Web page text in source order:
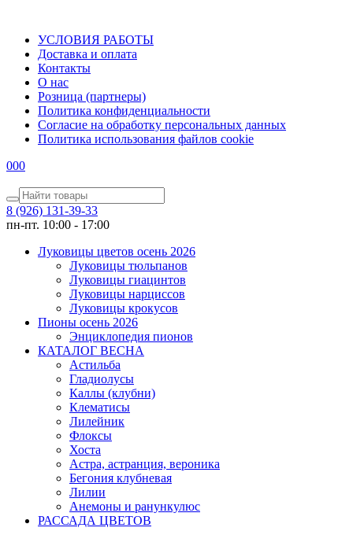
УСЛОВИЯ РАБОТЫ
Доставка и оплата
Контакты
О наc
Розница (партнеры)
Политика конфиденциальности
Согласие на обработку персональных данных
Политика использования файлов сookie
000
8 (926) 131-39-33
пн-пт. 10:00 - 17:00
Луковицы цветов осень 2026
Луковицы тюльпанов
Луковицы гиацинтов
Луковицы нарциссов
Луковицы крокусов
Пионы осень 2026
Энциклопедия пионов
КАТАЛОГ ВЕСНА
Астильба
Гладиолусы
Каллы (клубни)
Клематисы
Лилейник
Флоксы
Хоста
Астра, астранция, вероника
Бегония клубневая
Лилии
Анемоны и ранункулюс
РАССАДА ЦВЕТОВ